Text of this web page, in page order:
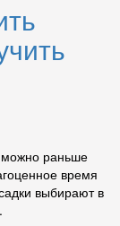
можно раньше
время
выбирают в